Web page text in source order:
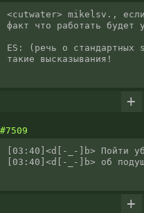
<cutwater> mikelsv.,
факт что работать будет
ES: (речь о
такие высказывания!
+
#7509
[03:40]<d[-_-]b> Пойти
[03:40]<d[-_-]b> об
+